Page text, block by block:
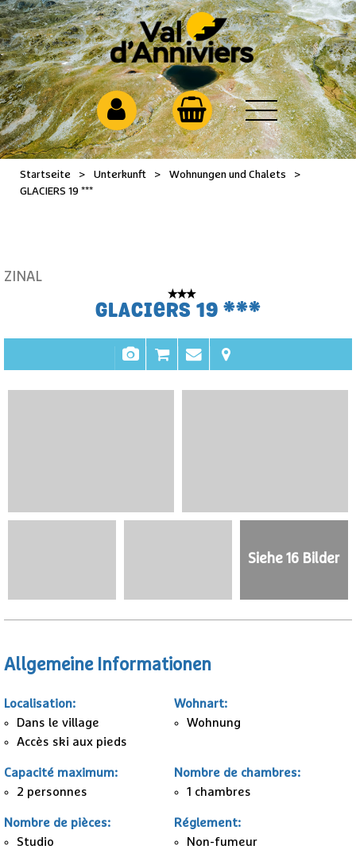
Startseite > Unterkunft > Wohnungen und Chalets
>
GLACIERS 19 ***
GLACIERS 19 ***
ZINAL
Siehe 16 Bilder
Allgemeine Informationen
Localisation:
Dans le village
Accès ski aux pieds
Wohnart:
Wohnung
Capacité maximum:
2 personnes
Nombre de chambres:
1 chambres
Nombre de pièces:
Studio
Réglement:
Non-fumeur